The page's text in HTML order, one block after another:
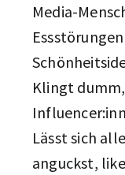
Media-
Klingt
Lässt sich
anguckst,